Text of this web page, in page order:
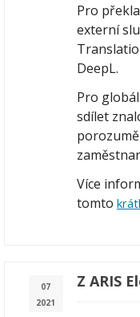
Pro
externí
DeepL.
Pro
sdílet
Více
tomto
07
2021
Z ARIS